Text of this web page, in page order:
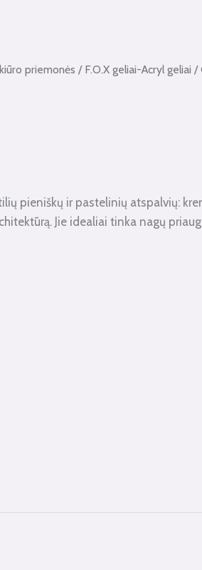
priemonės / F.O.X geliai-Acryl geliai /
pieniškų ir pastelinių atspalvių:
Jie idealiai tinka nagų